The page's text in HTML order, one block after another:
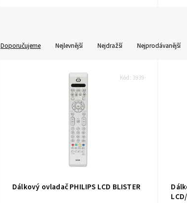
Doporučujeme Nejlevnější Nejdražší Nejprodávanější
Dálkový ovladač PHILIPS LCD BLISTER
Kód: 3939-